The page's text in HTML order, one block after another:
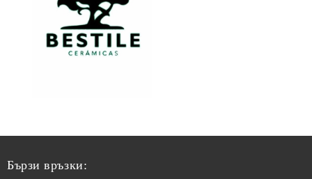
Бързи връзки: